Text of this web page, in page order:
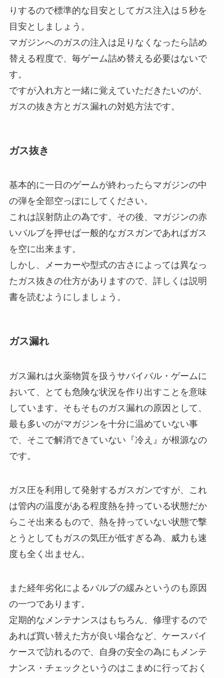
りするので標準的な目安としてガス注入は５秒を
目安としましょう。
マガジンへのガスの注入は足りなくなったら詰め
替える程度で、毎ゲーム詰め替える必要はないで
す。
ですが入れ方と一緒に覚えていただきたいのが、
ガスの抜き方とガス漏れの対処方法です。
ガス抜き
基本的に一日のゲームが終わったらマガジンの中
の弾を全部空っぽにしてください。
これは誤射防止の為です。その後、マガジンの赤
いバルブを押せば一般的なガスガンであればガス
を空に出来ます。
しかし、メーカーや型式の古さによっては異なっ
たガス抜きの仕方がありますので、詳しくは説明
書を読むようにしましょう。
ガス漏れ
ガス漏れは火薬物質を扱うサバイバル・ゲームに
おいて、とても危険な状況を作り出すことを意味
しています。そもそものガス漏れの原因として、
最も多いのがマガジンを十分に温めていない事
で、そこで解消できていない『冷え』が根源なの
です。
ガス圧を利用して発射するガスガンですが、これ
は管内の温度がある程度熱を持っている状態だか
らこそ出来るもので、熱を持っていない状態で撃
とうとしてもガスの気圧が低すぎる為、威力も速
度も全く出ません。
また経年劣化によるバルブの緩みというのも原因
の一つであります。
定期的なメンテナンスはもちろん、修理するので
あれば買い替えた方が良い場合など、ケースバイ
ケースで訪れるので、自身の安全の為にもメンテ
ナンス・チェックというのはこまめに行っておく